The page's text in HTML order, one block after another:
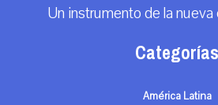
Un instrumento de la
Categorías
América Latina